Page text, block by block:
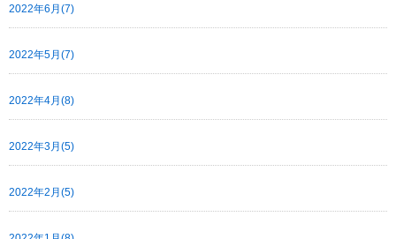
2022年6月(7)
2022年5月(7)
2022年4月(8)
2022年3月(5)
2022年2月(5)